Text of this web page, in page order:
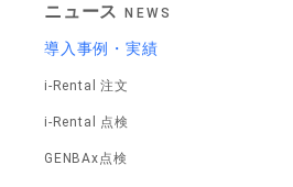
ニュース NEWS
導入事例・実績
i-Rental 注文
i-Rental 点検
GENBAx点検